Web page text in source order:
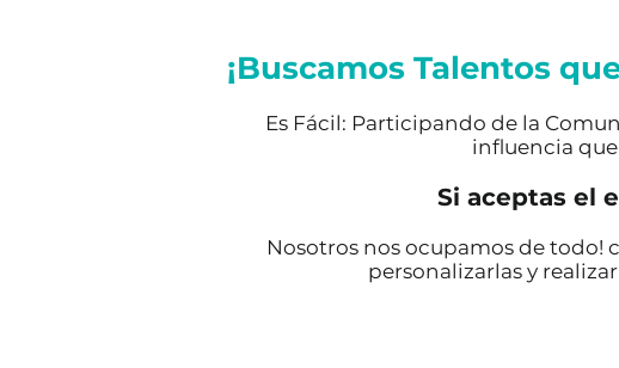
¡Buscamos Talentos
Es Fácil: Participando de la
influencia
Si aceptas el
Nosotros nos ocupamos de todo!
personalizarlas y